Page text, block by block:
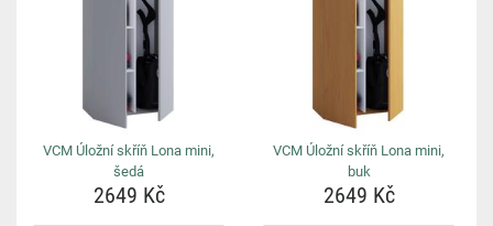
VCM Úložní skříň Lona mini,
šedá
2649 Kč
VCM Úložní skříň Lona mini,
buk
2649 Kč